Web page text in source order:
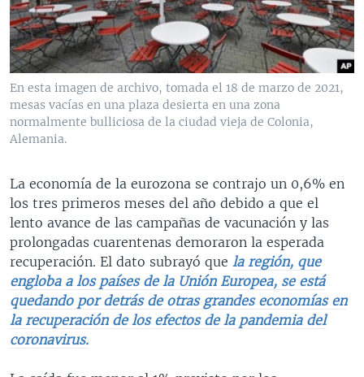
VENEZUELA
BRASIL
NICARAGUA
ECONOMÍA
ENTRETENIMIENTO Y CULTURA
TECNOLOGÍA
DEPORTES
MULTIMEDIA
VIDEOS
FOTOGRAFÍA
AUDIOS
PROGRAMAS TV
EL MUNDO AL DÍA
FORO INTERAMERICANO
PANORAMA
RADIO
AVANCE INFORMATIVO
ESTADOS UNIDOS AL DÍA
EL MUNDO AL DÍA [RADIO]
FORO [RADIO]
DEPORTIVO INTERNACIONAL
NOTA ECONÓMICA
ENTRETENIMIENTO
DIRECT
DOCUMENTALES DE LA VOA
SÍGANOS
Idiomas
En esta imagen de archivo, tomada el 18 de marzo de 2021,
mesas vacías en una plaza desierta en una zona
normalmente bulliciosa de la ciudad vieja de Colonia,
Alemania.
La economía de la eurozona se contrajo un 0,6% en
los tres primeros meses del año debido a que el
lento avance de las campañas de vacunación y las
prolongadas cuarentenas demoraron la esperada
recuperación. El dato subrayó que la región, que
engloba a los países de la Unión Europea, se está
quedando por detrás de otras grandes economías en
la recuperación de los efectos de la pandemia del
coronavirus.